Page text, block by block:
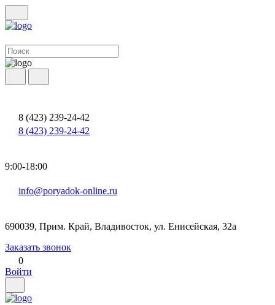
8 (423) 239-24-42
8 (423) 239-24-42
9:00-18:00
info@poryadok-online.ru
690039, Прим. Край, Владивосток, ул. Енисейская, 32а
Заказать звонок
0
Войти